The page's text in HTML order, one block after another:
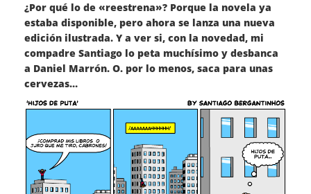
¿Por qué lo de «reestrena»? Porque la novela ya
estaba disponible, pero ahora se lanza una nueva
edición ilustrada. Y a ver si, con la novedad, mi
compadre Santiago lo peta muchísimo y desbanca
a Daniel Marrón. O. por lo menos, saca para unas
cervezas…